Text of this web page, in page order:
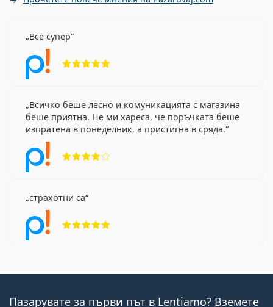
Все супер
Всичко беше лесно и комуникацията с магазина
беше приятна. Не ми хареса, че поръчката беше
изпратена в понеделник, а пристигна в сряда.
страхотни са
Пазарувате за първи път в Lentiamo? Вземете